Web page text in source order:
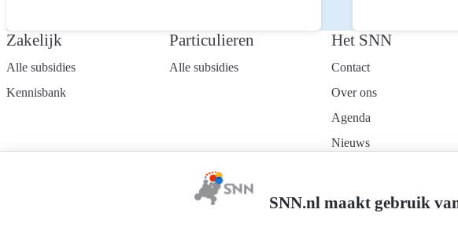
SNN.nl maakt gebruik
Zakelijk
Alle subsidies
Kennisbank
Particulieren
Alle subsidies
Het SNN
Contact
Over ons
Agenda
Nieuws
nieuwsbrief